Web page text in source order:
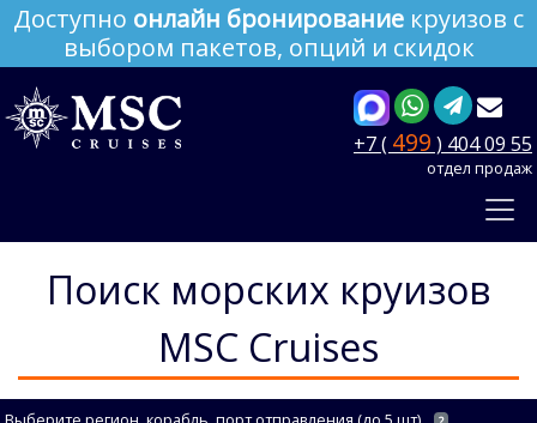
Доступно онлайн бронирование круизов с
выбором пакетов, опций и скидок
+7 ( 499 ) 404 09 55
отдел продаж
Поиск морских круизов
MSC Cruises